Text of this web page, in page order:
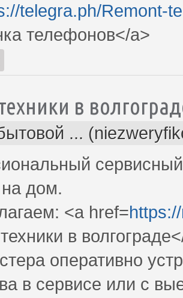
telegra.ph/Remont-
телефонов</a>
в
...
дом.
<a href=
в
оперативно
в сервисе или с